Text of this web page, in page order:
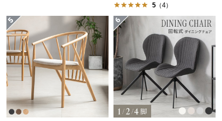
開
梱
置
ー
ビ
5 （4）